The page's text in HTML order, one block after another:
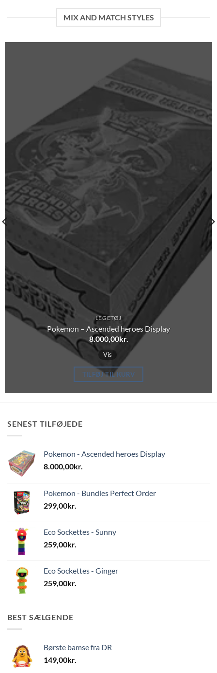
MIX AND MATCH STYLES
LEGETØJ
Pokemon – Ascended heroes Display
8.000,00kr.
Vis
TILFØJ TIL KURV
SENEST TILFØJEDE
Pokemon - Ascended heroes Display
8.000,00kr.
Pokemon - Bundles Perfect Order
299,00kr.
Eco Sockettes - Sunny
259,00kr.
Eco Sockettes - Ginger
259,00kr.
BEST SÆLGENDE
Børste bamse fra DR
149,00kr.